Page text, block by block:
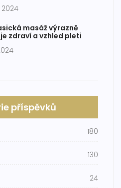
masáž výrazně
zdraví a vzhled pleti
příspěvků
180
130
24